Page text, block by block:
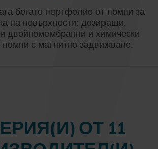
богато портфолио от помпи за
на повърхности: дозиращи,
двойномембранни и химически
помпи с магнитно задвижване.
ОТ 11